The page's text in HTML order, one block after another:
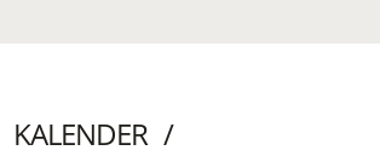
KALENDER